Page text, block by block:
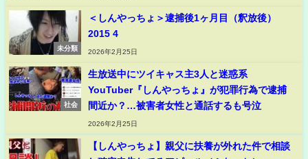
未分類
＜しんやっちょ＞逮捕後1ヶ月目（釈放後）
2015 4
2026年2月25日
社会
生放送中にツイキャス主3人と迷惑系
YouTuber『しんやっちょ』が犯罪行為で逮捕
間近か？…被害者女性と通話するも号泣
2026年2月25日
【しんやっちょ】親父に扶養が外れた件で相談